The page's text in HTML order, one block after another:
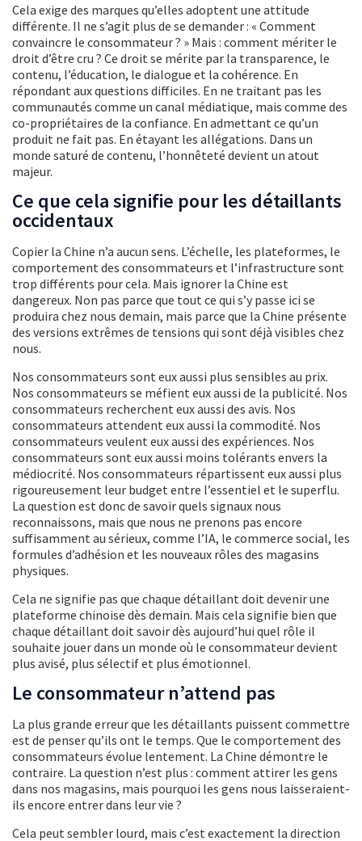
Cela exige des marques qu’elles adoptent une attitude
différente. Il ne s’agit plus de se demander : « Comment
convaincre le consommateur ? » Mais : comment mériter le
droit d’être cru ? Ce droit se mérite par la transparence, le
contenu, l’éducation, le dialogue et la cohérence. En
répondant aux questions difficiles. En ne traitant pas les
communautés comme un canal médiatique, mais comme des
co-propriétaires de la confiance. En admettant ce qu’un
produit ne fait pas. En étayant les allégations. Dans un
monde saturé de contenu, l’honnêteté devient un atout
majeur.
Ce que cela signifie pour les détaillants
occidentaux
Copier la Chine n’a aucun sens. L’échelle, les plateformes, le
comportement des consommateurs et l’infrastructure sont
trop différents pour cela. Mais ignorer la Chine est
dangereux. Non pas parce que tout ce qui s’y passe ici se
produira chez nous demain, mais parce que la Chine présente
des versions extrêmes de tensions qui sont déjà visibles chez
nous.
Nos consommateurs sont eux aussi plus sensibles au prix.
Nos consommateurs se méfient eux aussi de la publicité. Nos
consommateurs recherchent eux aussi des avis. Nos
consommateurs attendent eux aussi la commodité. Nos
consommateurs veulent eux aussi des expériences. Nos
consommateurs sont eux aussi moins tolérants envers la
médiocrité. Nos consommateurs répartissent eux aussi plus
rigoureusement leur budget entre l’essentiel et le superflu.
La question est donc de savoir quels signaux nous
reconnaissons, mais que nous ne prenons pas encore
suffisamment au sérieux, comme l’IA, le commerce social, les
formules d’adhésion et les nouveaux rôles des magasins
physiques.
Cela ne signifie pas que chaque détaillant doit devenir une
plateforme chinoise dès demain. Mais cela signifie bien que
chaque détaillant doit savoir dès aujourd’hui quel rôle il
souhaite jouer dans un monde où le consommateur devient
plus avisé, plus sélectif et plus émotionnel.
Le consommateur n’attend pas
La plus grande erreur que les détaillants puissent commettre
est de penser qu’ils ont le temps. Que le comportement des
consommateurs évolue lentement. La Chine démontre le
contraire. La question n’est plus : comment attirer les gens
dans nos magasins, mais pourquoi les gens nous laisseraient-
ils encore entrer dans leur vie ?
Cela peut sembler lourd, mais c’est exactement la direction